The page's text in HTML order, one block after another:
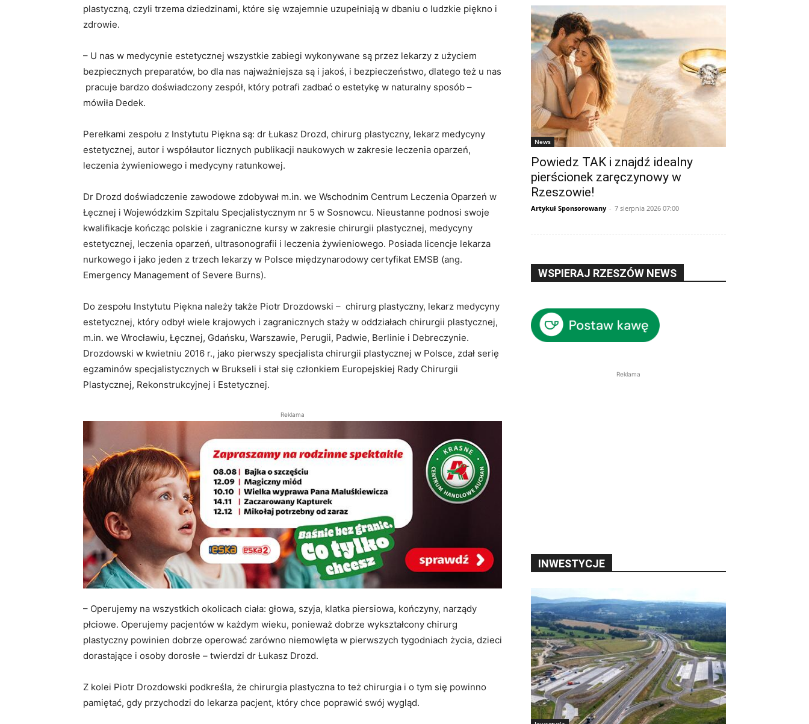
plastyczną, czyli trzema dziedzinami, które się wzajemnie uzupełniają w dbaniu o ludzkie piękno i
zdrowie.
– U nas w medycynie estetycznej wszystkie zabiegi wykonywane są przez lekarzy z użyciem
bezpiecznych preparatów, bo dla nas najważniejsza są i jakoś, i bezpieczeństwo, dlatego też u nas
pracuje bardzo doświadczony zespół, który potrafi zadbać o estetykę w naturalny sposób –
mówiła Dedek.
Perełkami zespołu z Instytutu Piękna są: dr Łukasz Drozd, chirurg plastyczny, lekarz medycyny
estetycznej, autor i współautor licznych publikacji naukowych w zakresie leczenia oparzeń,
leczenia żywieniowego i medycyny ratunkowej.
Dr Drozd doświadczenie zawodowe zdobywał m.in. we Wschodnim Centrum Leczenia Oparzeń w
Łęcznej i Wojewódzkim Szpitalu Specjalistycznym nr 5 w Sosnowcu. Nieustanne podnosi swoje
kwalifikacje kończąc polskie i zagraniczne kursy w zakresie chirurgii plastycznej, medycyny
estetycznej, leczenia oparzeń, ultrasonografii i leczenia żywieniowego. Posiada licencje lekarza
nurkowego i jako jeden z trzech lekarzy w Polsce międzynarodowy certyfikat EMSB (ang.
Emergency Management of Severe Burns).
Do zespołu Instytutu Piękna należy także Piotr Drozdowski – chirurg plastyczny, lekarz medycyny
estetycznej, który odbył wiele krajowych i zagranicznych staży w oddziałach chirurgii plastycznej,
m.in. we Wrocławiu, Łęcznej, Gdańsku, Warszawie, Perugii, Padwie, Berlinie i Debreczynie.
Drozdowski w kwietniu 2016 r., jako pierwszy specjalista chirurgii plastycznej w Polsce, zdał serię
egzaminów specjalistycznych w Brukseli i stał się członkiem Europejskiej Rady Chirurgii
Plastycznej, Rekonstrukcyjnej i Estetycznej.
Reklama
– Operujemy na wszystkich okolicach ciała: głowa, szyja, klatka piersiowa, kończyny, narządy
płciowe. Operujemy pacjentów w każdym wieku, ponieważ dobrze wykształcony chirurg
plastyczny powinien dobrze operować zarówno niemowlęta w pierwszych tygodniach życia, dzieci
dorastające i osoby dorosłe – twierdzi dr Łukasz Drozd.
Z kolei Piotr Drozdowski podkreśla, że chirurgia plastyczna to też chirurgia i o tym się powinno
pamiętać, gdy przychodzi do lekarza pacjent, który chce poprawić swój wygląd.
News
Powiedz TAK i znajdź idealny
pierścionek zaręczynowy w
Rzeszowie!
Artykuł Sponsorowany - 7 sierpnia 2026 07:00
WSPIERAJ RZESZÓW NEWS
Reklama
INWESTYCJE